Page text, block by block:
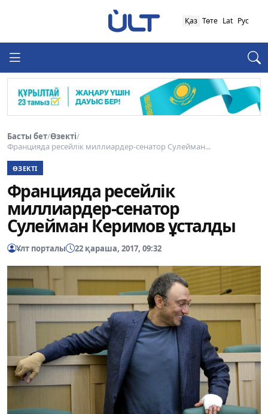
Қаз Төте Lat Рус
Басты бет/Өзекті/
Францияда ресейлік миллиардер-сенатор Сулейман...
ӨЗЕКТІ
Францияда ресейлік
миллиардер-сенатор
Сулейман Керимов ұсталды
Ұлт порталы 22 қараша, 2017, 09:32